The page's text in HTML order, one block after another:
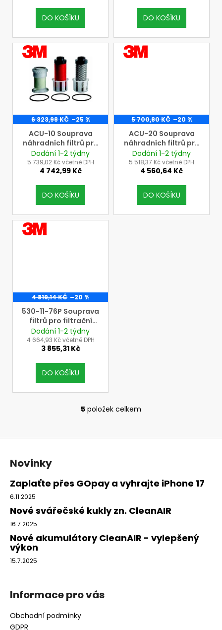
(náhrada za ACU-01)
DO KOŠÍKU DO KOŠÍKU
VÝROBCE
3M
6 323,98 KČ –25 %
ACU-10 Souprava
náhradních filtrů pro
filtrační jednotky 3M
Aircare typu ACU-01
a ACU-02
Dodání 1-2 týdny
5 739,02 Kč včetně DPH
4 742,99 Kč
DO KOŠÍKU
VÝROBCE
3M
5 700,80 KČ –20 %
ACU-20 Souprava
náhradních filtrů pro
filtrační jednotky 3M
Aircare typu ACU-03
a ACU-04
Dodání 1-2 týdny
5 518,37 Kč včetně DPH
4 560,64 Kč
DO KOŠÍKU
VÝROBCE
3M
4 819,14 KČ –20 %
530-11-76P Souprava
filtrů pro filtrační
jednotku stlačeného
vzduchu 3M AIRCARE
Dodání 1-2 týdny
4 664,93 Kč včetně DPH
3 855,31 Kč
DO KOŠÍKU
O
l
c
í
r
k
y
5 položek celkem
Z
Novinky
Zaplaťte přes GOpay a vyhrajte iPhone 17
6.11.2025
Nové svářečské kukly zn. CleanAIR
16.7.2025
Nové akumulátory CleanAIR - vylepšený
výkon
15.7.2025
Informace pro vás
Obchodní podmínky
GDPR